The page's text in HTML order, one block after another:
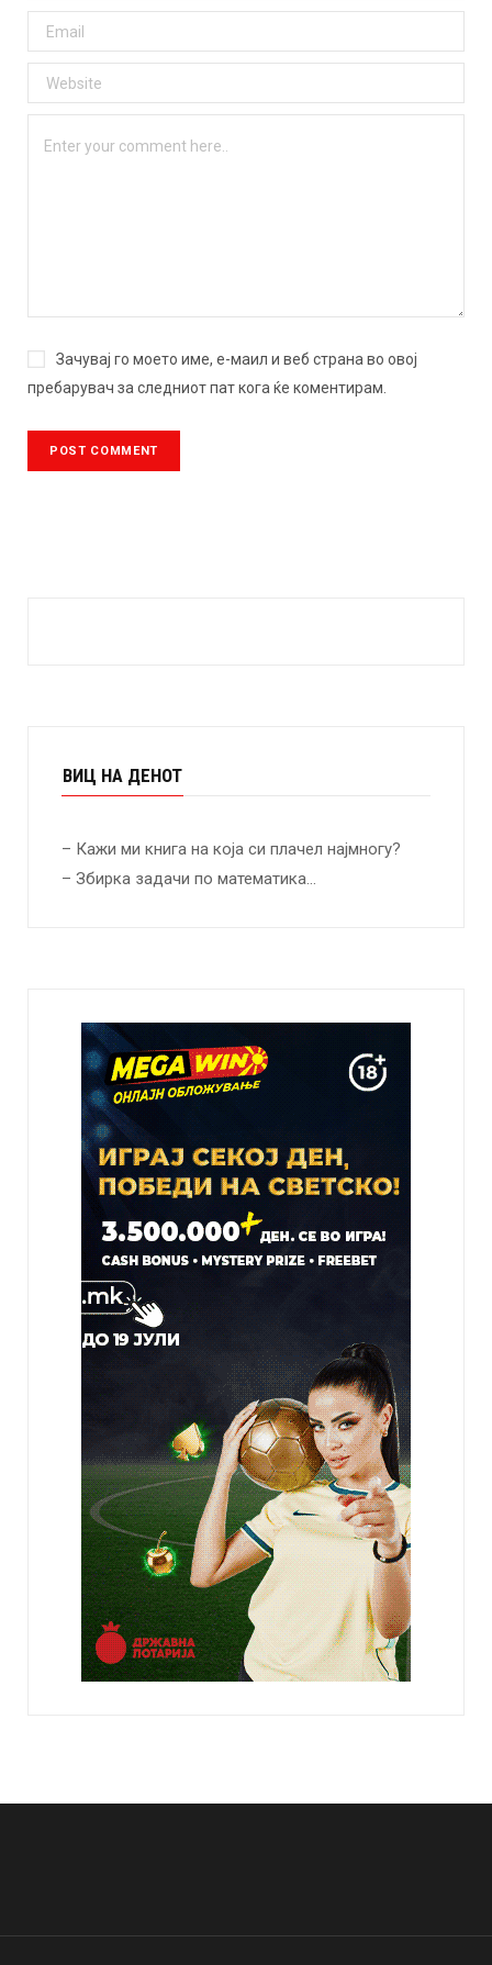
Зачувај го моето име, е-маил и веб страна во овој
пребарувач за следниот пат кога ќе коментирам.
ВИЦ НА ДЕНОТ
– Кажи ми книга на која си плачел најмногу?
– Збирка задачи по математика…